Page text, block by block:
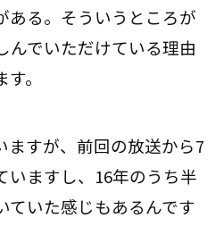
ある。そういうところが
んでいただけている理由
。
ますが、前回の放送から7
いますし、16年のうち半
ていた感じもあるんです